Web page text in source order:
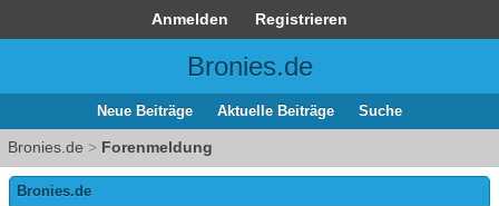
Anmelden Registrieren
Bronies.de
Neue Beiträge Aktuelle Beiträge Suche
Bronies.de > Forenmeldung
Bronies.de